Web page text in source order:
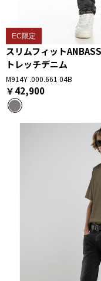
EC限定
スリムフィット
トレッチデニム
M914Y .000.661 04B
￥42,900